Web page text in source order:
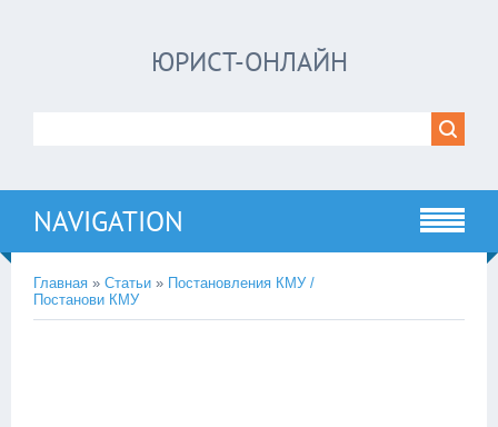
ЮРИСТ-ОНЛАЙН
NAVIGATION
Главная » Статьи » Постановления КМУ /
Постанови КМУ